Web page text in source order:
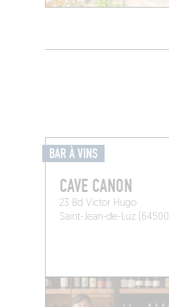
BAR À VINS
CAVE CANON
23 Bd Victor Hugo
Saint-Jean-de-Luz (64500)